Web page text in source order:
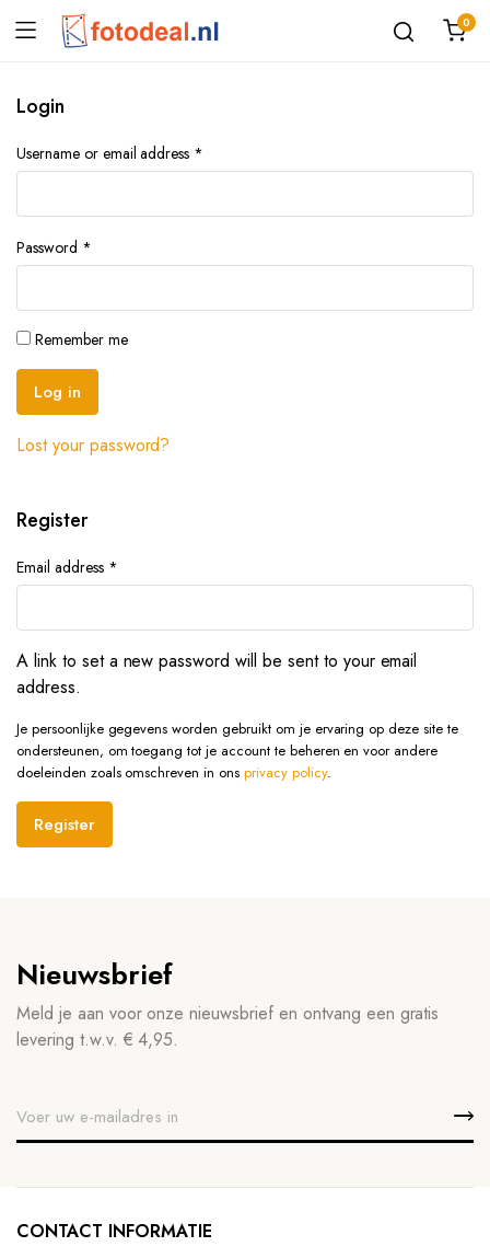
0
Login
Username or email address *
Password *
Remember me
Log in
Lost your password?
Register
Email address *
A link to set a new password will be sent to your email
address.
Je persoonlijke gegevens worden gebruikt om je ervaring op deze site te
ondersteunen, om toegang tot je account te beheren en voor andere
doeleinden zoals omschreven in ons privacy policy.
Register
Nieuwsbrief
Meld je aan voor onze nieuwsbrief en ontvang een gratis
levering t.w.v. € 4,95.
CONTACT INFORMATIE